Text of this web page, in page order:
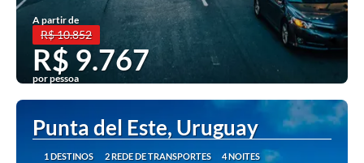
A partir de
R$ 10.852
R$ 9.767
por pessoa
Ver mais
Punta del Este, Uruguay
1 DESTINOS 2 REDE DE TRANSPORTES 4 NOITES